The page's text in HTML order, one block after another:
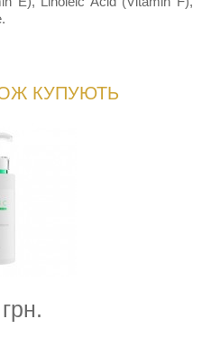
КУПУЮТЬ